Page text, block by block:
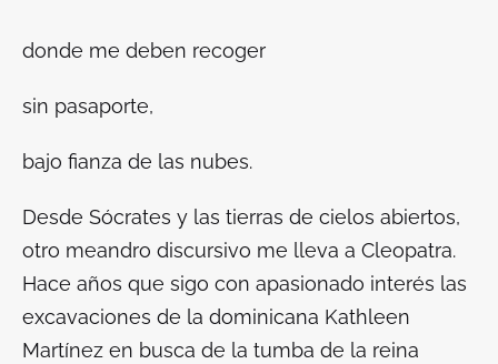
donde me deben recoger
sin pasaporte,
bajo fianza de las nubes.
Desde Sócrates y las tierras de cielos abiertos,
otro meandro discursivo me lleva a Cleopatra.
Hace años que sigo con apasionado interés las
excavaciones de la dominicana Kathleen
Martínez en busca de la tumba de la reina